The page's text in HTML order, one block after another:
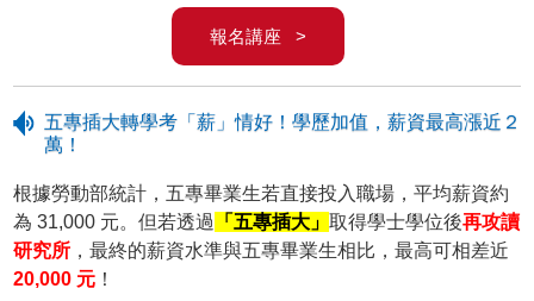
報名講座 >
五專插大轉學考「薪」情好！學歷加值，薪資最高漲近２
萬！
根據勞動部統計，五專畢業生若直接投入職場，平均薪資約
為 31,000 元。但若透過
「五專插大」取得學士學位後再攻讀
研究所 ，最終的薪資水準與五專畢業生相比，最高可相差近
20,000 元 ！